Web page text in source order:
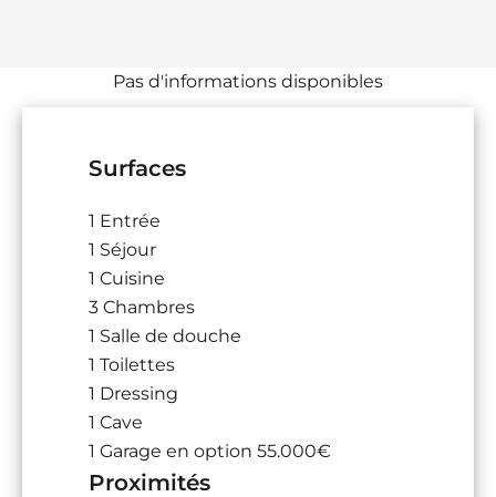
Pas d'informations disponibles
Surfaces
1 Entrée
1 Séjour
1 Cuisine
3 Chambres
1 Salle de douche
1 Toilettes
1 Dressing
1 Cave
1 Garage en option 55.000€
Proximités